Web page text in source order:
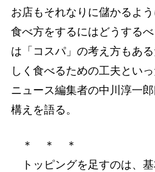
お店もそれなりに儲かるよ
食べ方をするにはどうする
は「コスパ」の考え方もあ
しく食べるための工夫とい
ニュース編集者の中川淳一
構えを語る。
＊ ＊ ＊
トッピングを足すのは、